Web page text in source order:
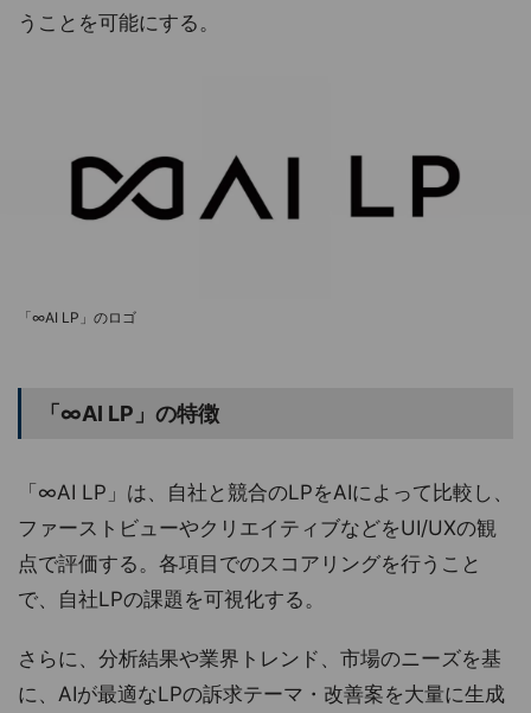
うことを可能にする。
「∞AI LP」のロゴ
「∞AI LP」の特徴
「∞AI LP」は、自社と競合のLPをAIによって比較し、
ファーストビューやクリエイティブなどをUI/UXの観
点で評価する。各項目でのスコアリングを行うこと
で、自社LPの課題を可視化する。
さらに、分析結果や業界トレンド、市場のニーズを基
に、AIが最適なLPの訴求テーマ・改善案を大量に生成